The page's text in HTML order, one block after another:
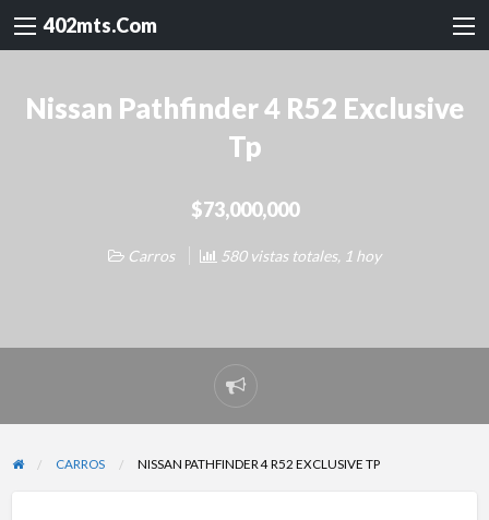
402mts.Com
Nissan Pathfinder 4 R52 Exclusive
Tp
$73,000,000
Carros 580 vistas totales, 1 hoy
Reportar
problema
CARROS NISSAN PATHFINDER 4 R52 EXCLUSIVE TP